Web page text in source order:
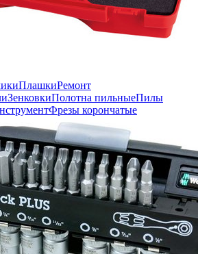
ПлашкиРемонт
ЗенковкиПолотна пильныеПилы
Фрезы корончатые